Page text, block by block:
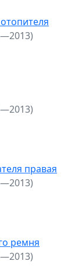
правая
ремня